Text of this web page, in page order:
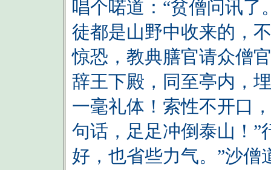
唱个喏道：“贫僧问讯了
徒都是山野中收来的，
惊恐，教典膳官请众僧
辞王下殿，同至亭内，
一毫礼体！索性不开口
句话，足足冲倒泰山！”
好，也省些力气。”沙僧